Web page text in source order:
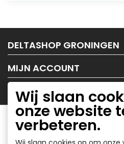
DELTASHOP GRONINGEN
MIJN ACCOUNT
KLANTENSERVICE
Wij slaan
onze website
verbeteren.